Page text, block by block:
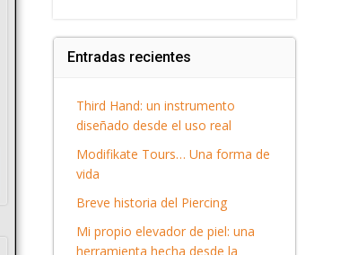
Entradas recientes
Third Hand: un instrumento
diseñado desde el uso real
Modifikate Tours… Una forma de
vida
Breve historia del Piercing
Mi propio elevador de piel: una
herramienta hecha desde la